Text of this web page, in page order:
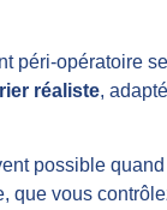
péri-opératoire
réaliste,
possible quand
que vous